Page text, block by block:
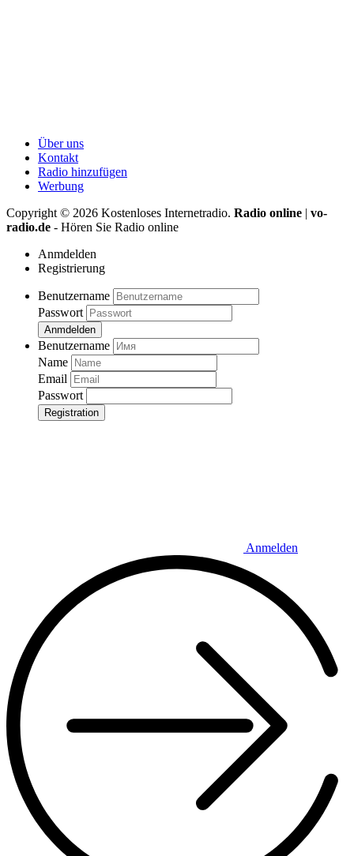
Über uns
Kontakt
Radio hinzufügen
Werbung
Copyright © 2026 Kostenloses Internetradio. Radio online | vo-
radio.de - Hören Sie Radio online
Anmdelden
Registrierung
Benutzername
Passwort
Anmdelden
Benutzername
Name
Email
Passwort
Registration
Anmelden